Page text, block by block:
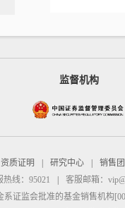
监督机构
资质证明 研究中心
销售
线：95021
客服邮箱：
系证监会批准的基金销售机构